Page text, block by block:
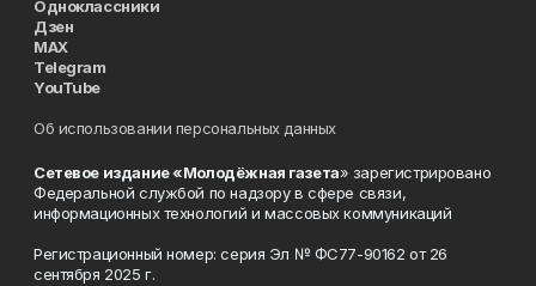
Одноклассники
Дзен
MAX
Telegram
YouTube
Об использовании персональных данных
Сетевое издание «Молодёжная газета» зарегистрировано
Федеральной службой по надзору в сфере связи,
информационных технологий и массовых коммуникаций
Регистрационный номер: серия Эл № ФС77-90162 от 26
сентября 2025 г.